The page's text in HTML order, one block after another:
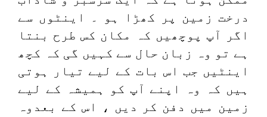
درخت زمین پر کھڑا ہو ۔ اینٹوں سے
اگر آپ پوچھیں کہ مکان کس طرح بنتا
ہے تو وہ زبان حال سے کہیں گی کہ کچھ
اینٹیں جب اس بات کے لیے تیار ہوتی
ہیں کہ وہ اپنے آپ کو ہمیشہ کے لیے
زمین میں دفن کر دیں ، اس کے بعدوہ